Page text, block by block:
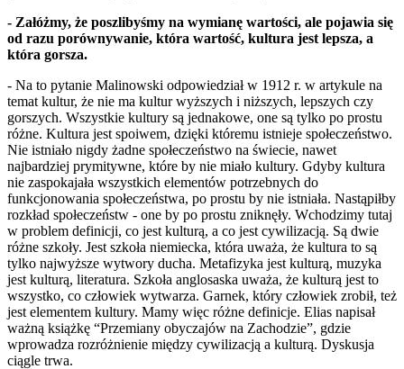
- Załóżmy, że poszlibyśmy na wymianę wartości, ale pojawia się
od razu porównywanie, która wartość, kultura jest lepsza, a
która gorsza.
- Na to pytanie Malinowski odpowiedział w 1912 r. w artykule na
temat kultur, że nie ma kultur wyższych i niższych, lepszych czy
gorszych. Wszystkie kultury są jednakowe, one są tylko po prostu
różne. Kultura jest spoiwem, dzięki któremu istnieje społeczeństwo.
Nie istniało nigdy żadne społeczeństwo na świecie, nawet
najbardziej prymitywne, które by nie miało kultury. Gdyby kultura
nie zaspokajała wszystkich elementów potrzebnych do
funkcjonowania społeczeństwa, po prostu by nie istniała. Nastąpiłby
rozkład społeczeństw - one by po prostu zniknęły. Wchodzimy tutaj
w problem definicji, co jest kulturą, a co jest cywilizacją. Są dwie
różne szkoły. Jest szkoła niemiecka, która uważa, że kultura to są
tylko najwyższe wytwory ducha. Metafizyka jest kulturą, muzyka
jest kulturą, literatura. Szkoła anglosaska uważa, że kulturą jest to
wszystko, co człowiek wytwarza. Garnek, który człowiek zrobił, też
jest elementem kultury. Mamy więc różne definicje. Elias napisał
ważną książkę “Przemiany obyczajów na Zachodzie”, gdzie
wprowadza rozróżnienie między cywilizacją a kulturą. Dyskusja
ciągle trwa.